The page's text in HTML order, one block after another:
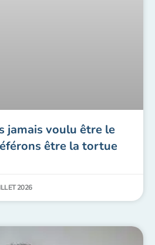
jamais voulu être le
être la tortue
2026